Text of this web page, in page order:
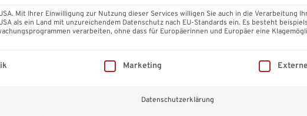
Mehr erfahren
Mehr
selbst bauen leicht gemacht
und auch einen nahtlosen Übergang zur Natur schafft. In diesem Blogbeitrag,
Mit Ihrer Einwilligung zur Nutzung dieser Services willigen Sie auch in die Verarbeitung
als ein Land mit unzureichendem Datenschutz nach EU-Standards ein. Es besteht
verarbeiten, ohne dass für Europäerinnen und Europäer eine
Einwilligung erteilt werden kann. Die erste Service-Gruppe ist
Marketing
Datenschutzerklärung